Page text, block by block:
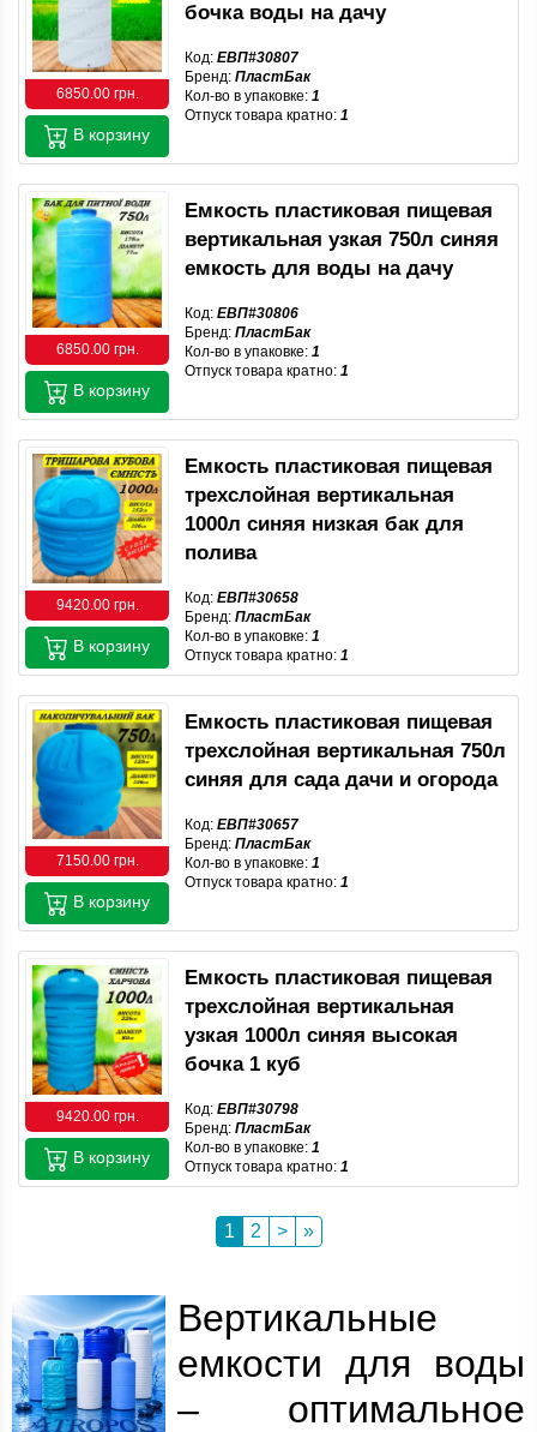
6850.00 грн.
бочка воды на дачу
Код: ЕВП#30807
Бренд: ПластБак
Кол-во в упаковке: 1
Отпуск товара кратно: 1
В корзину
6850.00 грн.
Емкость пластиковая пищевая
вертикальная узкая 750л синяя
емкость для воды на дачу
Код: ЕВП#30806
Бренд: ПластБак
Кол-во в упаковке: 1
Отпуск товара кратно: 1
В корзину
9420.00 грн.
Емкость пластиковая пищевая
трехслойная вертикальная
1000л синяя низкая бак для
полива
Код: ЕВП#30658
Бренд: ПластБак
Кол-во в упаковке: 1
Отпуск товара кратно: 1
В корзину
7150.00 грн.
Емкость пластиковая пищевая
трехслойная вертикальная 750л
синяя для сада дачи и огорода
Код: ЕВП#30657
Бренд: ПластБак
Кол-во в упаковке: 1
Отпуск товара кратно: 1
В корзину
9420.00 грн.
Емкость пластиковая пищевая
трехслойная вертикальная
узкая 1000л синяя высокая
бочка 1 куб
Код: ЕВП#30798
Бренд: ПластБак
Кол-во в упаковке: 1
Отпуск товара кратно: 1
В корзину
1 2 > »
Вертикальные
емкости для воды
– оптимальное